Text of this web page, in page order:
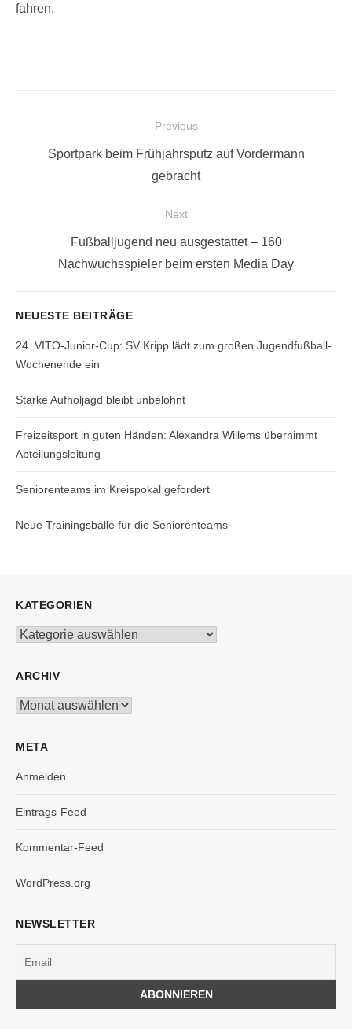
fahren.
Beitragsnavigation
Previous
Previous
Sportpark beim Frühjahrsputz auf Vordermann
gebracht
Next
Fußballjugend neu ausgestattet – 160
Nachwuchsspieler beim ersten Media Day
NEUESTE BEITRÄGE
24. VITO-Junior-Cup: SV Kripp lädt zum großen Jugendfußball-
Wochenende ein
Starke Aufholjagd bleibt unbelohnt
Freizeitsport in guten Händen: Alexandra Willems übernimmt
Abteilungsleitung
Seniorenteams im Kreispokal gefordert
Neue Trainingsbälle für die Seniorenteams
KATEGORIEN
Kategorien
ARCHIV
Archiv
META
Anmelden
Eintrags-Feed
Kommentar-Feed
WordPress.org
NEWSLETTER